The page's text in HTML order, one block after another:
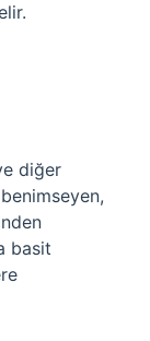
diğer
basit